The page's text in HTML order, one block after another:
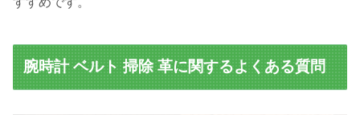
腕時計 ベルト 掃除 革に関するよくある質問